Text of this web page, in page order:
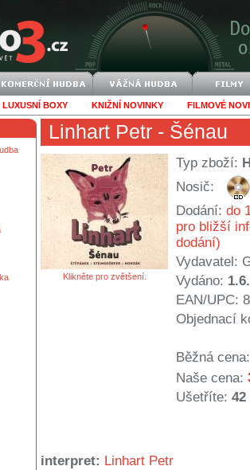
LUXUSNÍ BOXY KNIŽNÍ NOVINKY FILMOVÉ
Linhart Petr - Šénau
Klikněte pro zvětšení.
Typ zboží:
Nosič:
Dodání: do
pro bližší
dodání)
Vydavatel:
Vydáno:
EAN/UPC:
Objednací
Běžná cena:
Naše cena:
Ušetříte: 42
interpret: Linhart Petr